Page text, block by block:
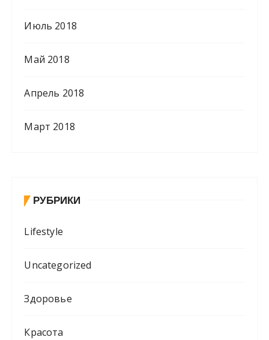
Июль 2018
Май 2018
Апрель 2018
Март 2018
РУБРИКИ
Lifestyle
Uncategorized
Здоровье
Красота